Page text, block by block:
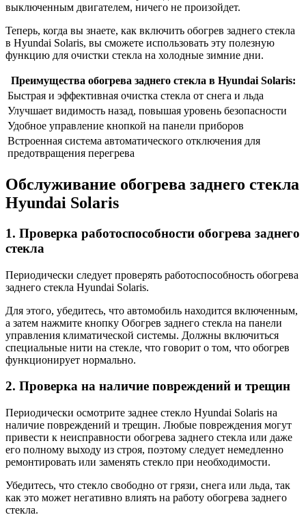
выключенным двигателем, ничего не произойдет.
Теперь, когда вы знаете, как включить обогрев заднего стекла
в Hyundai Solaris, вы сможете использовать эту полезную
функцию для очистки стекла на холодные зимние дни.
Преимущества обогрева заднего стекла в Hyundai Solaris:
Быстрая и эффективная очистка стекла от снега и льда
Улучшает видимость назад, повышая уровень безопасности
Удобное управление кнопкой на панели приборов
Встроенная система автоматического отключения для
предотвращения перегрева
Обслуживание обогрева заднего стекла
Hyundai Solaris
1. Проверка работоспособности обогрева заднего
стекла
Периодически следует проверять работоспособность обогрева
заднего стекла Hyundai Solaris.
Для этого, убедитесь, что автомобиль находится включенным,
а затем нажмите кнопку Обогрев заднего стекла на панели
управления климатической системы. Должны включиться
специальные нити на стекле, что говорит о том, что обогрев
функционирует нормально.
2. Проверка на наличие повреждений и трещин
Периодически осмотрите заднее стекло Hyundai Solaris на
наличие повреждений и трещин. Любые повреждения могут
привести к неисправности обогрева заднего стекла или даже
его полному выходу из строя, поэтому следует немедленно
ремонтировать или заменять стекло при необходимости.
Убедитесь, что стекло свободно от грязи, снега или льда, так
как это может негативно влиять на работу обогрева заднего
стекла.